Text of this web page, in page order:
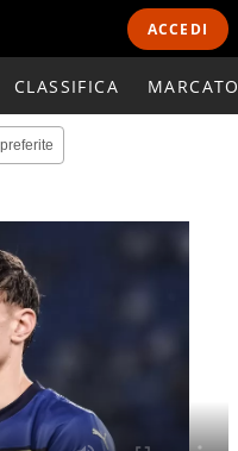
ACCEDI
CLASSIFICA